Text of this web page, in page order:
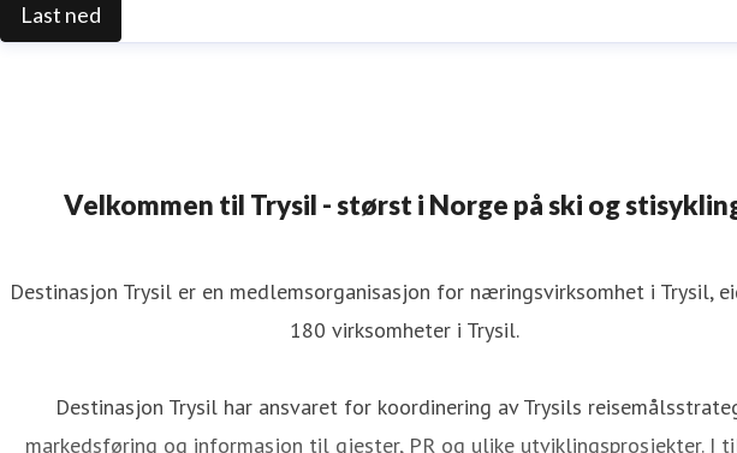
Last ned
Velkommen til Trysil - størst i Norge på ski og
Destinasjon Trysil er en medlemsorganisasjon for næringsvirksomhet i Trysil,
180 virksomheter i Trysil.
Destinasjon Trysil har ansvaret for koordinering av Trysils
markedsføring og informasjon til gjester, PR og ulike utviklingsprosjekter. I